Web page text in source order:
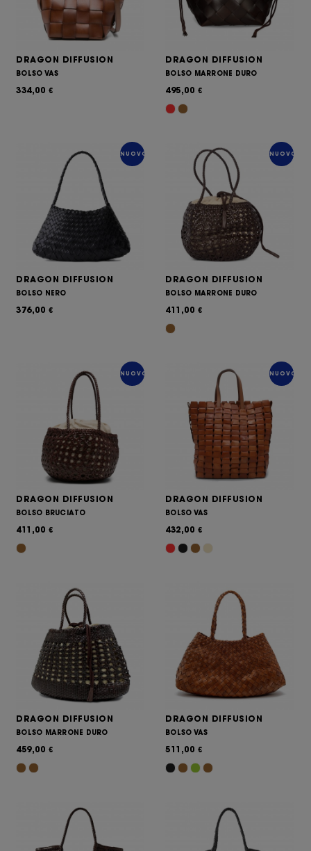
DRAGON DIFFUSION
BOLSO VAS
334,00 €
DRAGON DIFFUSION
BOLSO MARRONE DURO
495,00 €
NUOVO
DRAGON DIFFUSION
BOLSO NERO
376,00 €
NUOVO
DRAGON DIFFUSION
BOLSO MARRONE DURO
411,00 €
NUOVO
DRAGON DIFFUSION
BOLSO BRUCIATO
411,00 €
NUOVO
DRAGON DIFFUSION
BOLSO VAS
432,00 €
DRAGON DIFFUSION
BOLSO MARRONE DURO
459,00 €
DRAGON DIFFUSION
BOLSO VAS
511,00 €